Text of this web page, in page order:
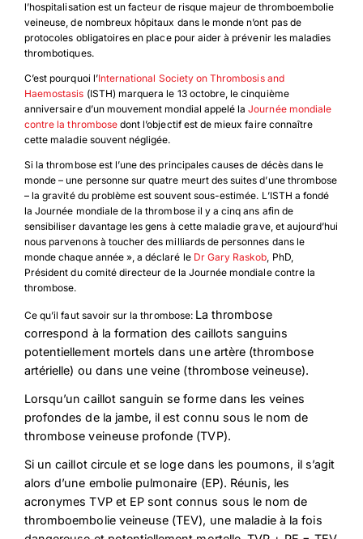
l’hospitalisation est un facteur de risque majeur de thromboembolie
veineuse, de nombreux hôpitaux dans le monde n’ont pas de
protocoles obligatoires en place pour aider à prévenir les maladies
thrombotiques.
C’est pourquoi l’International Society on Thrombosis and
Haemostasis (ISTH) marquera le 13 octobre, le cinquième
anniversaire d’un mouvement mondial appelé laJournée mondiale
contre la thrombosedont l’objectif est de mieux faire connaître
cette maladie souvent négligée.
Si la thrombose est l’une des principales causes de décès dans le
monde – une personne sur quatre meurt des suites d’une thrombose
– la gravité du problème est souvent sous-estimée. L’ISTH a fondé
la Journée mondiale de la thrombose il y a cinq ans afin de
sensibiliser davantage les gens à cette maladie grave, et aujourd’hui
nous parvenons à toucher des milliards de personnes dans le
monde chaque année », a déclaré le Dr Gary Raskob, PhD,
Président du comité directeur de la Journée mondiale contre la
thrombose.
Ce qu’il faut savoir sur la thrombose: La thrombose
correspond à la formation des caillots sanguins
potentiellement mortels dans une artère (thrombose
artérielle) ou dans une veine (thrombose veineuse).
Lorsqu’un caillot sanguin se forme dans les veines
profondes de la jambe, il est connu sous le nom de
thrombose veineuse profonde (TVP).
Si un caillot circule et se loge dans les poumons, il s’agit
alors d’une embolie pulmonaire (EP). Réunis, les
acronymes TVP et EP sont connus sous le nom de
thromboembolie veineuse (TEV), une maladie à la fois